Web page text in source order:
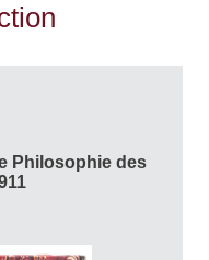
Philosophie des